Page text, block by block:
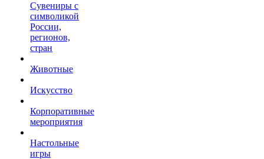
Сувениры с
символикой
России,
регионов,
стран
Животные
Искусство
Корпоративные
мероприятия
Настольные
игры